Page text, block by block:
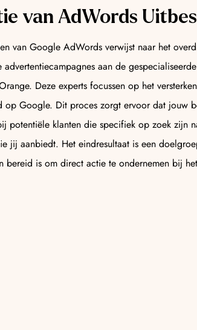
van AdWords
van Google AdWords verwijst naar het
advertentiecampagnes aan de
Deze experts focussen op het
op Google. Dit proces zorgt ervoor dat jouw
potentiële klanten die specifiek op zoek zijn
jij aanbiedt. Het eindresultaat is een
bereid is om direct actie te ondernemen bij